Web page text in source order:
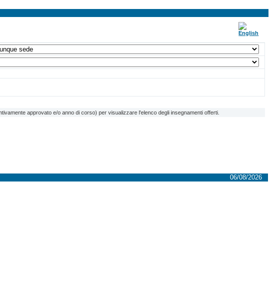
approvato e/o anno di corso) per visualizzare l'elenco degli insegnamenti offerti.
06/08/2026